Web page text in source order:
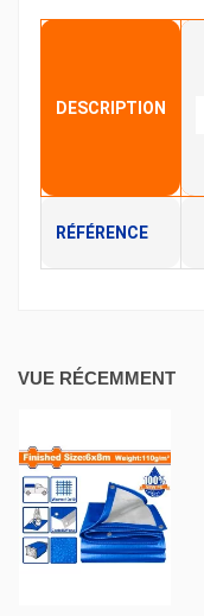
DESCRIPTION
RÉFÉRENCE
VUE RÉCEMMENT